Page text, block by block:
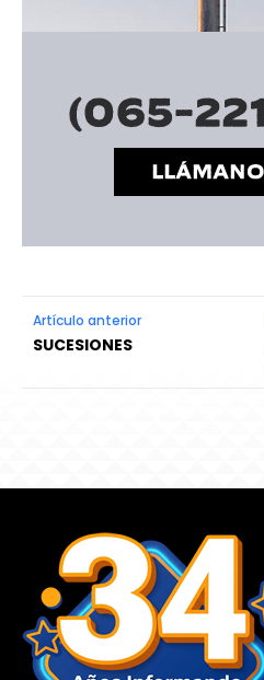
Artículo anterior
SUCESIONES